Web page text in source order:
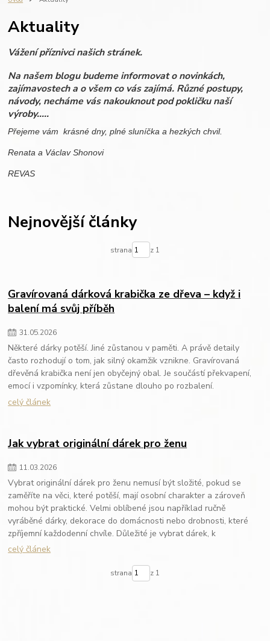
dovolená
miminko
personalizace
svatba dárek pro ženu
Aktuality
Vážení příznivci našich stránek.
Na našem blogu budeme informovat o novinkách,
zajímavostech a o všem co vás zajímá. Různé postupy,
návody, necháme vás nakouknout pod pokličku naší
výroby.....
Přejeme vám krásné dny, plné sluníčka a hezkých chvil.
Renata a Václav Shonovi
REVAS
Nejnovější články
strana z 1
Gravírovaná dárková krabička ze dřeva – když i
balení má svůj příběh
31.05.2026
Některé dárky potěší. Jiné zůstanou v paměti. A právě detaily
často rozhodují o tom, jak silný okamžik vznikne. Gravírovaná
dřevěná krabička není jen obyčejný obal. Je součástí překvapení,
emocí i vzpomínky, která zůstane dlouho po rozbalení.
celý článek
Jak vybrat originální dárek pro ženu
11.03.2026
Vybrat originální dárek pro ženu nemusí být složité, pokud se
zaměříte na věci, které potěší, mají osobní charakter a zároveň
mohou být praktické. Velmi oblíbené jsou například ručně
vyráběné dárky, dekorace do domácnosti nebo drobnosti, které
zpříjemní každodenní chvíle. Důležité je vybrat dárek, k
celý článek
strana z 1